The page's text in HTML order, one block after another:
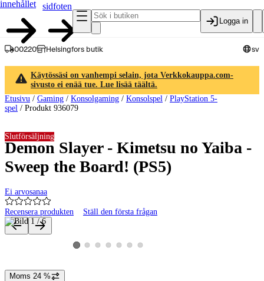
innehållet
sidfoten
Logga in
00220 Helsingfors butik sv
Käytössäsi on vanhempi selain, jota Verkkokauppa.com-
sivusto ei enää tue. Lue lisää täältä.
Etusivu / Gaming / Konsolgaming / Konsolspel / PlayStation 5-
spel / Produkt 936079
Demon Slayer - Kimetsu no Yaiba -
Sweep the Board! (PS5)
Ei arvosanaa
Recensera produkten Ställ den första frågan
Slutförsäljning
Produktbilder och videor
Visa produktbild 1
Visa produktbild 2
Visa produktbild 3
Visa produktbild 4
Visa produktbild 5
Visa produktbild 6
Visa produktbild 7
Moms 24 %